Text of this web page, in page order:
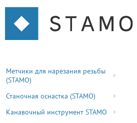
Метчики для нарезания резьбы
(STAMO)
Станочная оснастка (STAMO)
Канавочный инструмент STAMO